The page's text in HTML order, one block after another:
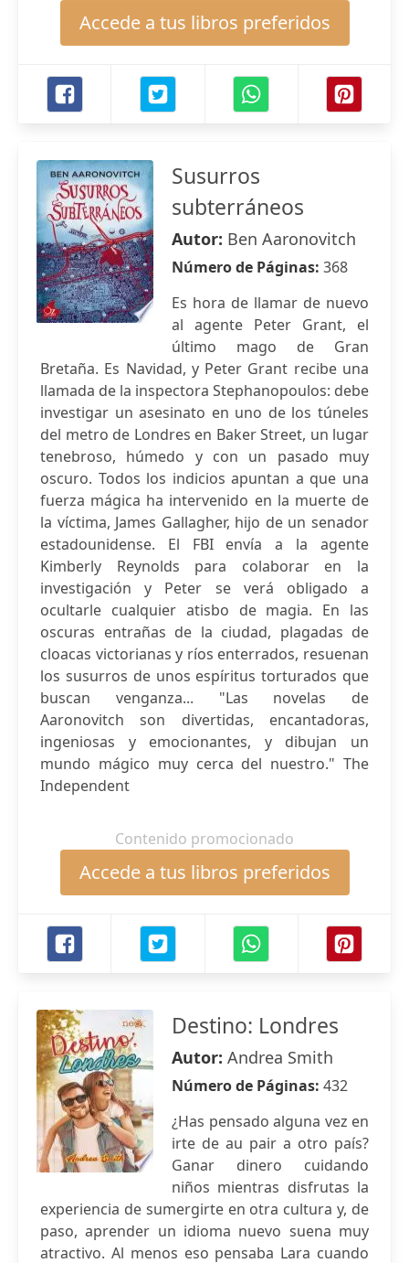
Accede a tus libros preferidos
Susurros
subterráneos
Autor: Ben Aaronovitch
Número de Páginas: 368
Es hora de llamar de nuevo
al agente Peter Grant, el
último mago de Gran
Bretaña. Es Navidad, y Peter Grant recibe una
llamada de la inspectora Stephanopoulos: debe
investigar un asesinato en uno de los túneles
del metro de Londres en Baker Street, un lugar
tenebroso, húmedo y con un pasado muy
oscuro. Todos los indicios apuntan a que una
fuerza mágica ha intervenido en la muerte de
la víctima, James Gallagher, hijo de un senador
estadounidense. El FBI envía a la agente
Kimberly Reynolds para colaborar en la
investigación y Peter se verá obligado a
ocultarle cualquier atisbo de magia. En las
oscuras entrañas de la ciudad, plagadas de
cloacas victorianas y ríos enterrados, resuenan
los susurros de unos espíritus torturados que
buscan venganza... "Las novelas de
Aaronovitch son divertidas, encantadoras,
ingeniosas y emocionantes, y dibujan un
mundo mágico muy cerca del nuestro." The
Independent
Contenido promocionado
Accede a tus libros preferidos
Destino: Londres
Autor: Andrea Smith
Número de Páginas: 432
¿Has pensado alguna vez en
irte de au pair a otro país?
Ganar dinero cuidando
niños mientras disfrutas la
experiencia de sumergirte en otra cultura y, de
paso, aprender un idioma nuevo suena muy
atractivo. Al menos eso pensaba Lara cuando